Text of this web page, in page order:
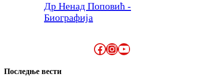
Др Ненад Поповић -
Биографија
Facebook
Instagram
YouTube
Последње вести